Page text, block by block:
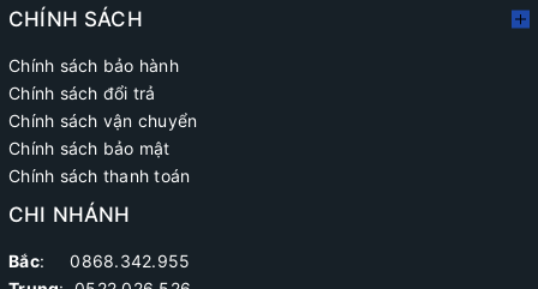
CHÍNH SÁCH
Chính sách bảo hành
Chính sách đổi trả
Chính sách vận chuyển
Chính sách bảo mật
Chính sách thanh toán
CHI NHÁNH
Bắc: 0868.342.955